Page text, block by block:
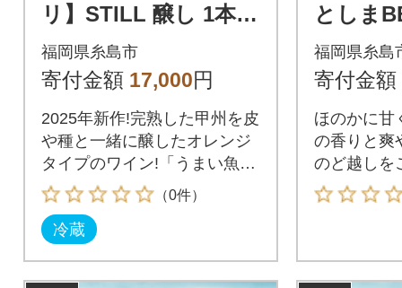
リ】STILL 醸し 1本
糸島市/いとしのいと
しま [AEP005]
福岡県糸島市
寄付金額 17,000円
2025年新作!完熟した甲州を皮
や種と一緒に醸したオレンジ
タイプのワイン!「うまい魚を
これからもずっと」2011年の
創業以降、糸島の魚と向き合
ってきた会社が、魚とともに
糸島で初めてのワイナリー。
（0件）
冷蔵
としま
エール)
UA034]
福岡県糸島
寄付金額
ほのかに甘
の香りと爽
のど越しを
人気商品「
ァイツェン
大麦を主原